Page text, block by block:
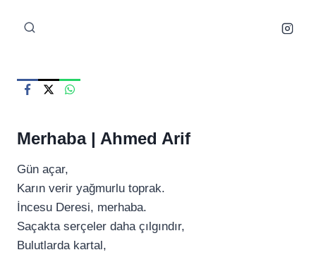
Merhaba | Ahmed Arif
Gün açar,
Karın verir yağmurlu toprak.
İncesu Deresi, merhaba.
Saçakta serçeler daha çılgındır,
Bulutlarda kartal,